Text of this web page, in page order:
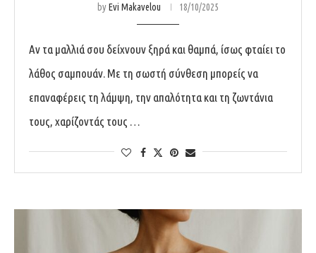
byEvi Makavelou 18/10/2025
Αν τα μαλλιά σου δείχνουν ξηρά και θαμπά, ίσως φταίει το
λάθος σαμπουάν. Με τη σωστή σύνθεση μπορείς να
επαναφέρεις τη λάμψη, την απαλότητα και τη ζωντάνια
τους, χαρίζοντάς τους …